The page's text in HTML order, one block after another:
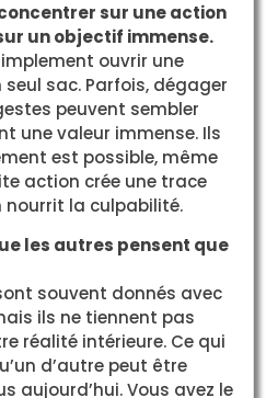
sur une action
un objectif immense.
ouvrir une
sac. Parfois, dégager
peuvent sembler
une valeur immense. Ils
est possible, même
action crée une trace
nourrit la culpabilité.
les autres pensent que
souvent donnés avec
ils ne tiennent pas
réalité intérieure. Ce qui
d’autre peut être
aujourd’hui. Vous avez le